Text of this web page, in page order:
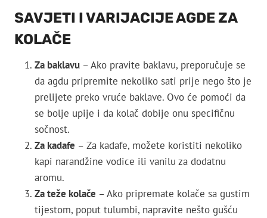
SAVJETI I VARIJACIJE AGDE ZA
KOLAČE
Za baklavu – Ako pravite baklavu, preporučuje se
da agdu pripremite nekoliko sati prije nego što je
prelijete preko vruće baklave. Ovo će pomoći da
se bolje upije i da kolač dobije onu specifičnu
sočnost.
Za kadafe – Za kadafe, možete koristiti nekoliko
kapi narandžine vodice ili vanilu za dodatnu
aromu.
Za teže kolače – Ako pripremate kolače sa gustim
tijestom, poput tulumbi, napravite nešto gušću